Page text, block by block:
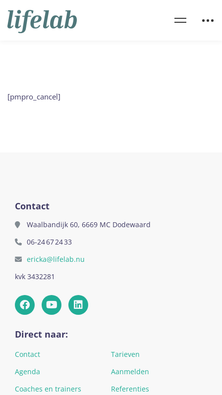
[pmpro_cancel]
Contact
Waalbandijk 60, 6669 MC Dodewaard
06-24 67 24 33
ericka@lifelab.nu
kvk 3432281
Direct naar:
Contact
Tarieven
Agenda
Aanmelden
Coaches en trainers
Referenties